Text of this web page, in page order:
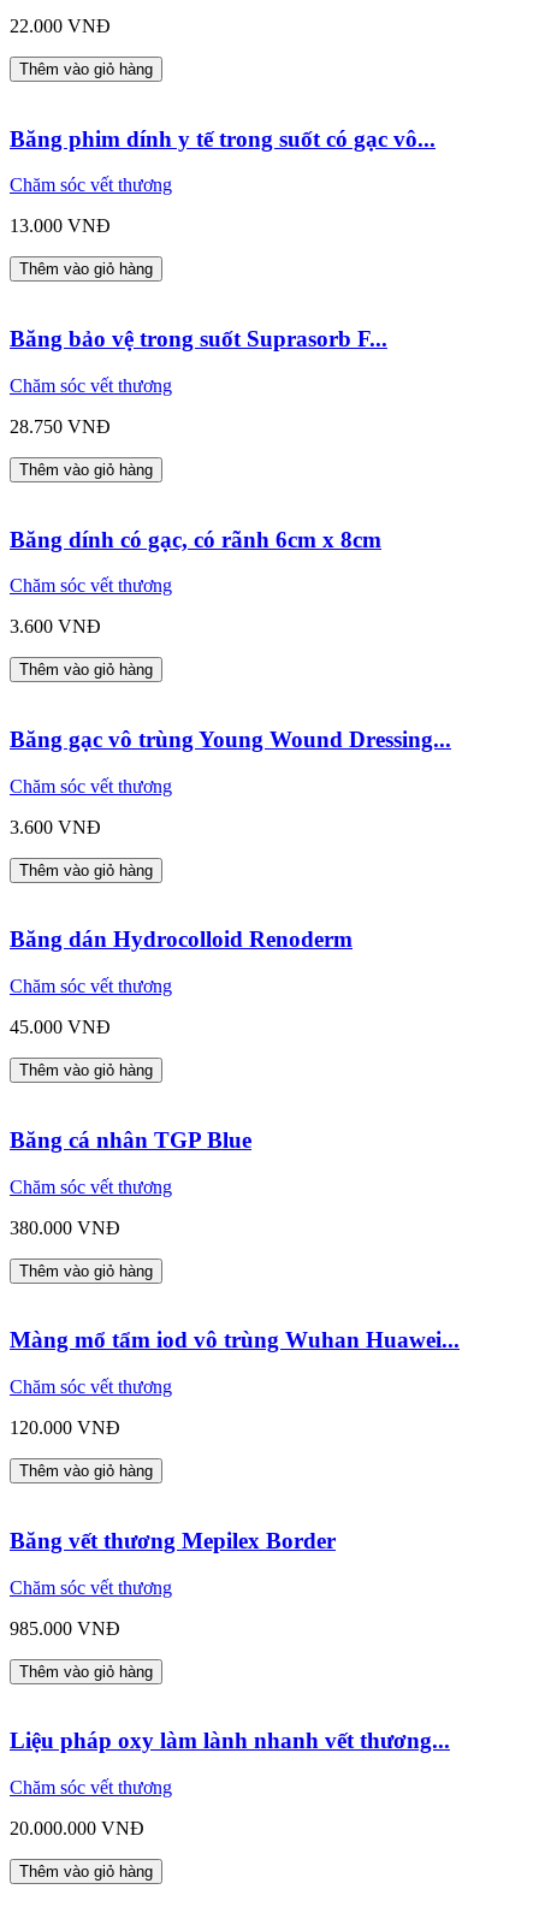
22.000 VNĐ
Thêm vào giỏ hàng
Băng phim dính y tế trong suốt có gạc vô...
Chăm sóc vết thương
13.000 VNĐ
Thêm vào giỏ hàng
Băng bảo vệ trong suốt Suprasorb F...
Chăm sóc vết thương
28.750 VNĐ
Thêm vào giỏ hàng
Băng dính có gạc, có rãnh 6cm x 8cm
Chăm sóc vết thương
3.600 VNĐ
Thêm vào giỏ hàng
Băng gạc vô trùng Young Wound Dressing...
Chăm sóc vết thương
3.600 VNĐ
Thêm vào giỏ hàng
Băng dán Hydrocolloid Renoderm
Chăm sóc vết thương
45.000 VNĐ
Thêm vào giỏ hàng
Băng cá nhân TGP Blue
Chăm sóc vết thương
380.000 VNĐ
Thêm vào giỏ hàng
Màng mổ tẩm iod vô trùng Wuhan Huawei...
Chăm sóc vết thương
120.000 VNĐ
Thêm vào giỏ hàng
Băng vết thương Mepilex Border
Chăm sóc vết thương
985.000 VNĐ
Thêm vào giỏ hàng
Liệu pháp oxy làm lành nhanh vết thương...
Chăm sóc vết thương
20.000.000 VNĐ
Thêm vào giỏ hàng